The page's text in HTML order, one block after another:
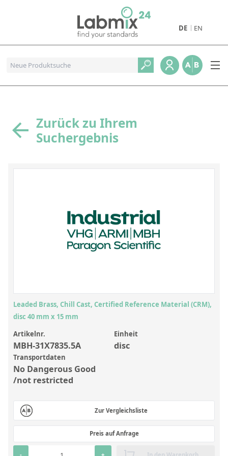
DE EN
Referenzstandards für die Industrie und Geologie
Referenzstandards für die Umweltanalytik
Organische Referenzstandards
Anorganische Referenzstandards
Laborvergleichsuntersuchungen (LVU/PT)
Custom-Made
Übersicht: Kundenspezifische Standards
Anorganische wässrige Kundenmischungen
Organische Analyten | Rückstandsanalytik
Metallstandards | Setting Up Samples (SUS)
Kundenspezifische Polymerstandards
Pharmazeutische und organische Kundensynthesen
Zurück zu Ihrem
Suchergebnis
Leaded Brass, Chill Cast, Certified Reference Material (CRM),
disc 40 mm x 15 mm
Artikelnr.
MBH-31X7835.5A
Einheit
disc
Transportdaten
No Dangerous Good
/not restricted
Zur Vergleichsliste
Preis auf Anfrage